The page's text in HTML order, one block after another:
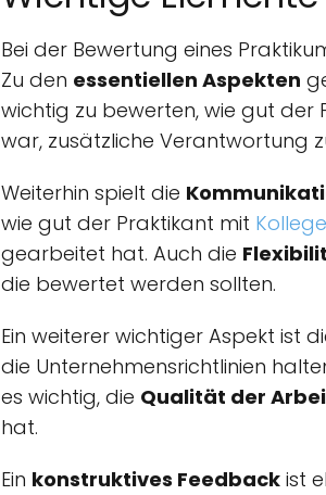
Bei der Bewertung eines
Zu den essentiellen Aspekten
wichtig zu bewerten, wie gut
war, zusätzliche Verantwortung
Weiterhin spielt die
wie gut der Praktikant mit
gearbeitet hat. Auch die
die bewertet werden sollten.
Ein weiterer wichtiger Aspekt ist
die Unternehmensrichtlinien
es wichtig, die Qualität der
hat.
Ein konstruktives Feedback ist